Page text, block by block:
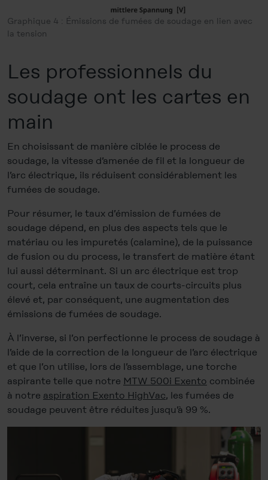
Graphique 4 : Émissions de fumées de soudage en lien avec
la tension
Les professionnels du
soudage ont les cartes en
main
En choisissant de manière ciblée le process de
soudage, la vitesse d’amenée de fil et la longueur de
l’arc électrique, ils réduisent considérablement les
fumées de soudage.
Pour résumer, le taux d’émission de fumées de
soudage dépend, en plus des aspects tels que le
matériau ou les impuretés (calamine), de la puissance
de fusion ou du process, le transfert de matière étant
lui aussi déterminant. Si un arc électrique est trop
court, cela entraîne un taux de courts-circuits plus
élevé et, par conséquent, une augmentation des
émissions de fumées de soudage.
À l’inverse, si l’on perfectionne le process de soudage à
l’aide de la correction de la longueur de l’arc électrique
et que l’on utilise, lors de l’assemblage, une torche
aspirante telle que notre MTW 500i Exento combinée
à notre aspiration Exento HighVac, les fumées de
soudage peuvent être réduites jusqu’à 99 %.